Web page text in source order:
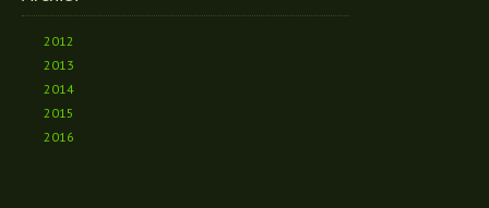
2012
2013
2014
2015
2016